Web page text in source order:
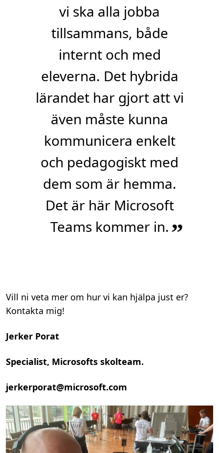
vi ska alla jobba
tillsammans, både
internt och med
eleverna. Det hybrida
lärandet har gjort att vi
även måste kunna
kommunicera enkelt
och pedagogiskt med
dem som är hemma.
Det är här Microsoft
Teams kommer in.”
Vill ni veta mer om hur vi kan hjälpa just er?
Kontakta mig!
Jerker Porat
Specialist, Microsofts skolteam.
jerkerporat@microsoft.com